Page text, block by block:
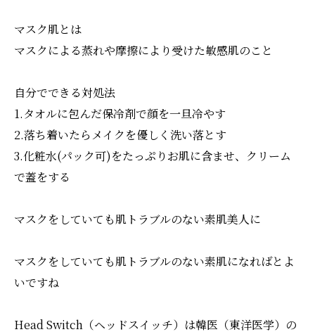
マスク肌とは
マスクによる蒸れや摩擦により受けた敏感肌のこと
自分でできる対処法
1.タオルに包んだ保冷剤で顔を一旦冷やす
2.落ち着いたらメイクを優しく洗い落とす
3.化粧水(パック可)をたっぷりお肌に含ませ、クリーム
で蓋をする
マスクをしていても肌トラブルのない素肌美人に
マスクをしていても肌トラブルのない素肌になればとよ
いですね
Head Switch（ヘッドスイッチ）は韓医（東洋医学）の